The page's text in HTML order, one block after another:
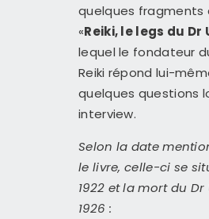
quelques fragments
«Reiki, le legs du Dr
lequel le fondateur
Reiki répond lui-
quelques questions
interview.
Selon la date
le livre, celle-ci se
1922 et la mort du Dr
1926 :